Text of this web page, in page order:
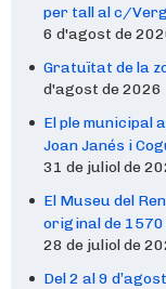
per tall al c/
6 d'agost de
Gratuïtat de la
d'agost de 2026
El ple municipal
Joan Janés i
31 de juliol de
El Museu del
original de 1570
28 de juliol de
Del 2 al 9